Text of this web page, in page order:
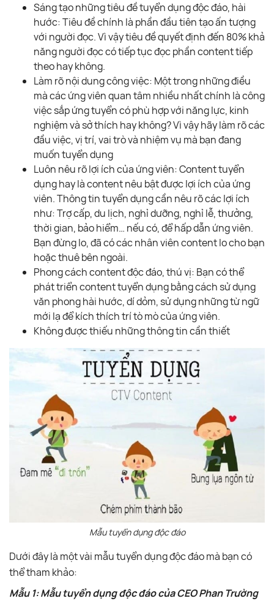
Sáng tạo những tiêu đề tuyển dụng độc đáo, hài
hước: Tiêu đề chính là phần đầu tiên tạo ấn tượng
với người đọc. Vì vậy tiêu đề quyết định đến 80% khả
năng người đọc có tiếp tục đọc phần content tiếp
theo hay không.
Làm rõ nội dung công việc: Một trong những điều
mà các ứng viên quan tâm nhiều nhất chính là công
việc sắp ứng tuyển có phù hợp với năng lực, kinh
nghiệm và sở thích hay không? Vì vậy hãy làm rõ các
đầu việc, vị trí, vai trò và nhiệm vụ mà bạn đang
muốn tuyển dụng
Luôn nêu rõ lợi ích của ứng viên: Content tuyển
dụng hay là content nêu bật được lợi ích của ứng
viên. Thông tin tuyển dụng cần nêu rõ các lợi ích
như: Trợ cấp, du lịch, nghỉ dưỡng, nghỉ lễ, thưởng,
thời gian, bảo hiểm… nếu có, để hấp dẫn ứng viên.
Bạn đừng lo, đã có các nhân viên content lo cho bạn
hoặc thuê bên ngoài.
Phong cách content độc đáo, thú vị: Bạn có thể
phát triển content tuyển dụng bằng cách sử dụng
văn phong hài hước, dí dỏm, sử dụng những từ ngữ
mới lạ để kích thích trí tò mò của ứng viên.
Không được thiếu những thông tin cần thiết
Mẫu tuyển dụng độc đáo
Dưới đây là một vài mẫu tuyển dụng độc đáo mà bạn có
thể tham khảo:
Mẫu 1: Mẫu tuyển dụng độc đáo của CEO Phan Trường